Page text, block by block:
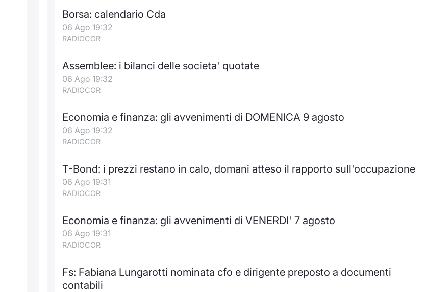
Borsa: calendario Cda
06 Ago 19:32
RADIOCOR
Assemblee: i bilanci delle societa' quotate
06 Ago 19:32
RADIOCOR
Economia e finanza: gli avvenimenti di DOMENICA 9 agosto
06 Ago 19:32
RADIOCOR
T-Bond: i prezzi restano in calo, domani atteso il rapporto sull'occupazione
06 Ago 19:31
RADIOCOR
Economia e finanza: gli avvenimenti di VENERDI' 7 agosto
06 Ago 19:31
RADIOCOR
Fs: Fabiana Lungarotti nominata cfo e dirigente preposto a documenti
contabili